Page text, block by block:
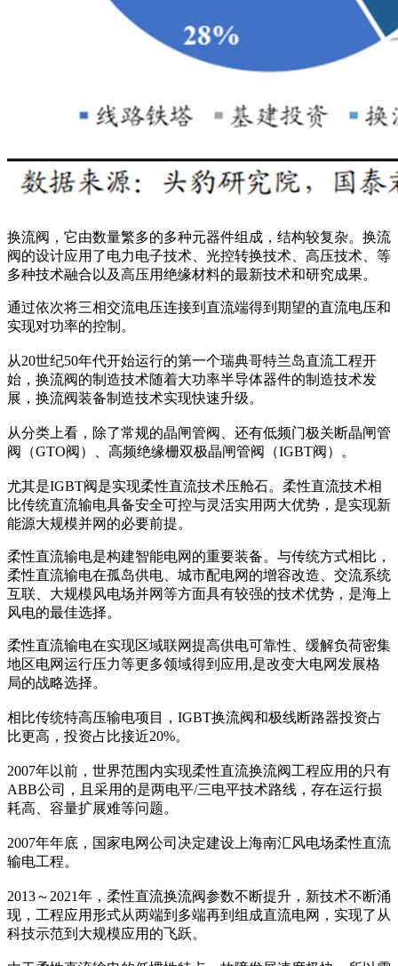
换流阀，它由数量繁多的多种元器件组成，结构较复杂。换流
阀的设计应用了电力电子技术、光控转换技术、高压技术、等
多种技术融合以及高压用绝缘材料的最新技术和研究成果。
通过依次将三相交流电压连接到直流端得到期望的直流电压和
实现对功率的控制。
从20世纪50年代开始运行的第一个瑞典哥特兰岛直流工程开
始，换流阀的制造技术随着大功率半导体器件的制造技术发
展，换流阀装备制造技术实现快速升级。
从分类上看，除了常规的晶闸管阀、还有低频门极关断晶闸管
阀（GTO阀）、高频绝缘栅双极晶闸管阀（IGBT阀）。
尤其是IGBT阀是实现柔性直流技术压舱石。柔性直流技术相
比传统直流输电具备安全可控与灵活实用两大优势，是实现新
能源大规模并网的必要前提。
柔性直流输电是构建智能电网的重要装备。与传统方式相比，
柔性直流输电在孤岛供电、城市配电网的增容改造、交流系统
互联、大规模风电场并网等方面具有较强的技术优势，是海上
风电的最佳选择。
柔性直流输电在实现区域联网提高供电可靠性、缓解负荷密集
地区电网运行压力等更多领域得到应用,是改变大电网发展格
局的战略选择。
相比传统特高压输电项目，IGBT换流阀和极线断路器投资占
比更高，投资占比接近20%。
2007年以前，世界范围内实现柔性直流换流阀工程应用的只有
ABB公司，且采用的是两电平/三电平技术路线，存在运行损
耗高、容量扩展难等问题。
2007年年底，国家电网公司决定建设上海南汇风电场柔性直流
输电工程。
2013～2021年，柔性直流换流阀参数不断提升，新技术不断涌
现，工程应用形式从两端到多端再到组成直流电网，实现了从
科技示范到大规模应用的飞跃。